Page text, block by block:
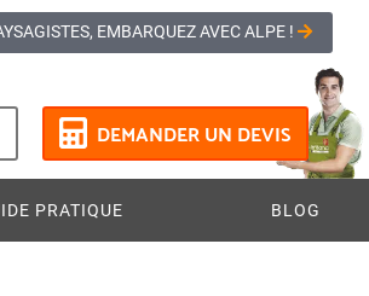
EMBARQUEZ AVEC ALPE !
DEMANDER UN DEVIS
PRATIQUE BLOG